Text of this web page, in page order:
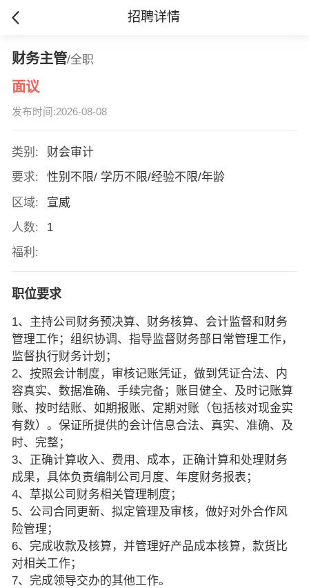
招聘详情
财务主管/全职
面议
发布时间:2026-08-08
类别:
财会审计
要求:
性别不限/ 学历不限/经验不限/年龄
区域:
宣威
人数:
1
福利:
职位要求
1、主持公司财务预决算、财务核算、会计监督和财务
管理工作；组织协调、指导监督财务部日常管理工作，
监督执行财务计划；
2、按照会计制度，审核记账凭证，做到凭证合法、内
容真实、数据准确、手续完备；账目健全、及时记账算
账、按时结账、如期报账、定期对账（包括核对现金实
有数）。保证所提供的会计信息合法、真实、准确、及
时、完整；
3、正确计算收入、费用、成本，正确计算和处理财务
成果，具体负责编制公司月度、年度财务报表；
4、草拟公司财务相关管理制度；
5、公司合同更新、拟定管理及审核，做好对外合作风
险管理；
6、完成收款及核算，并管理好产品成本核算，款货比
对相关工作；
7、完成领导交办的其他工作。